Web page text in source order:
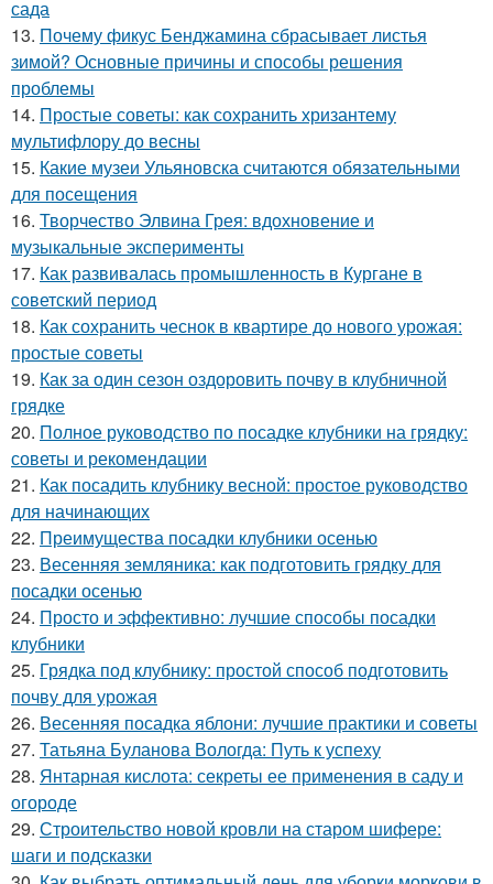
сада
13. Почему фикус Бенджамина сбрасывает листья
зимой? Основные причины и способы решения
проблемы
14. Простые советы: как сохранить хризантему
мультифлору до весны
15. Какие музеи Ульяновска считаются обязательными
для посещения
16. Творчество Элвина Грея: вдохновение и
музыкальные эксперименты
17. Как развивалась промышленность в Кургане в
советский период
18. Как сохранить чеснок в квартире до нового урожая:
простые советы
19. Как за один сезон оздоровить почву в клубничной
грядке
20. Полное руководство по посадке клубники на грядку:
советы и рекомендации
21. Как посадить клубнику весной: простое руководство
для начинающих
22. Преимущества посадки клубники осенью
23. Весенняя земляника: как подготовить грядку для
посадки осенью
24. Просто и эффективно: лучшие способы посадки
клубники
25. Грядка под клубнику: простой способ подготовить
почву для урожая
26. Весенняя посадка яблони: лучшие практики и советы
27. Татьяна Буланова Вологда: Путь к успеху
28. Янтарная кислота: секреты ее применения в саду и
огороде
29. Строительство новой кровли на старом шифере:
шаги и подсказки